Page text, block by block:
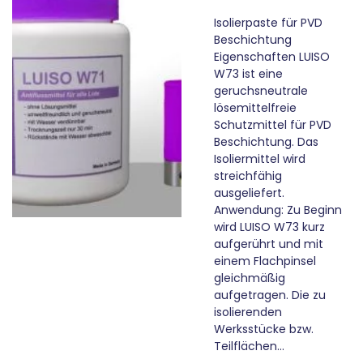
Isolierpaste für PVD
Beschichtung
Eigenschaften LUISO
W73 ist eine
geruchsneutrale
lösemittelfreie
Schutzmittel für PVD
Beschichtung. Das
Isoliermittel wird
streichfähig
ausgeliefert.
Anwendung: Zu Beginn
wird LUISO W73 kurz
aufgerührt und mit
einem Flachpinsel
gleichmäßig
aufgetragen. Die zu
isolierenden
Werksstücke bzw.
Teilflächen…